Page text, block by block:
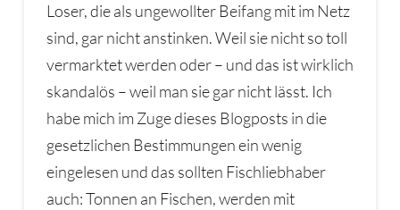
Loser, die als ungewollter Beifang mit im Netz
sind, gar nicht anstinken. Weil sie nicht so toll
vermarktet werden oder – und das ist wirklich
skandalös – weil man sie gar nicht lässt. Ich
habe mich im Zuge dieses Blogposts in die
gesetzlichen Bestimmungen ein wenig
eingelesen und das sollten Fischliebhaber
auch: Tonnen an Fischen, werden mit